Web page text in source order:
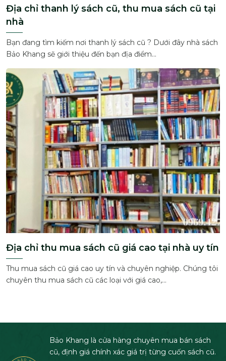
Địa chỉ thanh lý sách cũ, thu mua sách cũ tại
nhà
Bạn đang tìm kiếm nơi thanh lý sách cũ ? Dưới đây nhà sách
Bảo Khang sẽ giới thiệu đến bạn địa điểm...
Địa chỉ thu mua sách cũ giá cao tại nhà uy tín
Thu mua sách cũ giá cao uy tín và chuyên nghiệp. Chúng tôi
chuyên thu mua sách cũ các loại với giá cao,...
Bảo Khang là cửa hàng chuyên mua bán sách
cũ, định giá chính xác giá trị từng cuốn sách cũ.